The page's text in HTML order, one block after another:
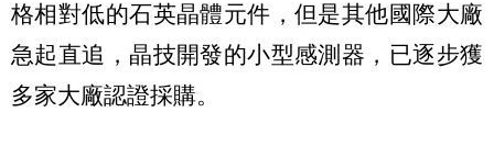
格相對低的石英晶體元件，但是其他國際大廠
急起直追，晶技開發的小型感測器，已逐步獲
多家大廠認證採購。